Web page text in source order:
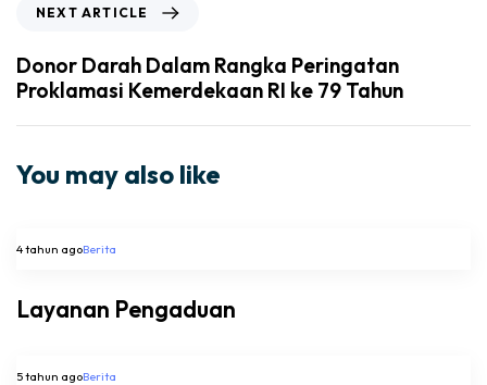
NEXT ARTICLE
Donor Darah Dalam Rangka Peringatan
Proklamasi Kemerdekaan RI ke 79 Tahun
You may also like
4 tahun agoBerita
Layanan Pengaduan
5 tahun agoBerita